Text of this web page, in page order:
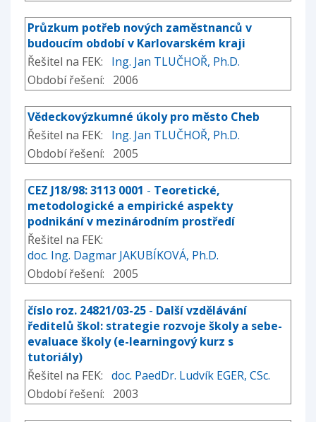
Průzkum potřeb nových zaměstnanců v
budoucím období v Karlovarském kraji
Řešitel na FEK: Ing. Jan TLUČHOŘ, Ph.D.
Období řešení: 2006
Vědeckovýzkumné úkoly pro město Cheb
Řešitel na FEK: Ing. Jan TLUČHOŘ, Ph.D.
Období řešení: 2005
CEZ J18/98: 3113 0001 - Teoretické,
metodologické a empirické aspekty
podnikání v mezinárodním prostředí
Řešitel na FEK:
doc. Ing. Dagmar JAKUBÍKOVÁ, Ph.D.
Období řešení: 2005
číslo roz. 24821/03-25 - Další vzdělávání
ředitelů škol: strategie rozvoje školy a sebe-
evaluace školy (e-learningový kurz s
tutoriály)
Řešitel na FEK: doc. PaedDr. Ludvík EGER, CSc.
Období řešení: 2003